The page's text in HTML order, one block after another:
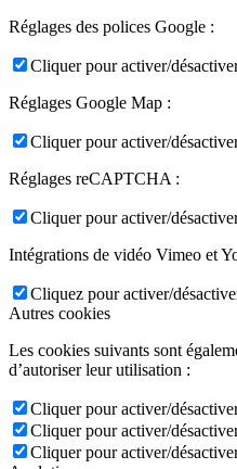
Réglages des polices Google :
Cliquer pour activer/
Réglages Google Map :
Cliquer pour activer/
Réglages reCAPTCHA :
Cliquer pour activer/
Intégrations de vidéo Vimeo et
Cliquez pour activer/
Autres cookies
Les cookies suivants sont
d’autoriser leur utilisation :
Cliquer pour activer/
Cliquer pour activer/
Cliquer pour activer/